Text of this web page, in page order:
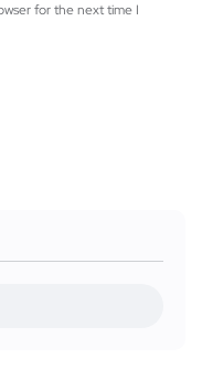
for the next time I